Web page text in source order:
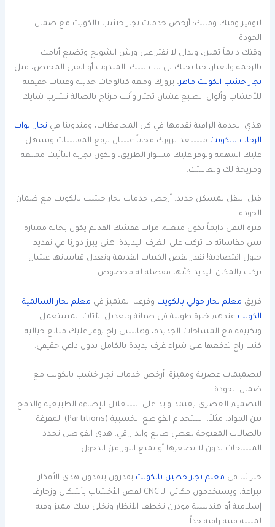
لتوفير وقتك ومالك: أرخص خدمات نجار خشب بالكويت مع ضمان
الجودة
وقتك دايماً ثمين، وبدال لا تفتر على ورش الشويخ وتضيع أيامك
بالزحمة والغبار، حنا نجيك لي باب بيتك. المندوب أو الفني المختص، مثل
نجار خشب الكويت ماهر، يزورك ومعه كتالوجات حديثة وعينات حقيقية
للأخشاب وألوان الصبغ عشان تختار وأنت مرتاح بالصالة تشرب شايك.
هذي الخدمة الراقية نقدمها في كل المحافظات، ومندوبنا في نجار ابواب
الرحاب بالكويت مستعد يزورك مجاناً عشان يرفع المقاسات ويسهل
عليك المهمة ويوفر عليك مشوار الطريق، وتكون تجربة التأثيث ممتعة
ومريحة لك ولعايلتك.
قبل النقل لمسكن جديد: أرخص خدمات نجار خشب بالكويت مع ضمان
الجودة
فترة النقل دايماً تكون متعبة. مرات عفشك القديم يكون بحالة ممتازة
بس مقاساته ما تركب على الغرف اليديدة. هني يبرز دورنا في تقديم
حلول اقتصادية! نقدر نقص الكبتات القديمة ونعدل قياساتها عشان
تركب بالمكان اليديد كأنها مفصلة له مخصوص.
فريق معلم نجار حولي بالكويت وفرعنا المتميز في معلم نجار السالمية
الكويت عندهم خبرة طويلة في صيانة وتعديل الأثاث المستعمل
وتكييفه مع المساحات الجديدة، وهالشي راح يوفر عليك مبالغ خيالية
كنت راح تدفعها على شراء غرف يديدة بالكامل بدون داعي حقيقي.
لتصميمات عصرية ومميزة: أرخص خدمات نجار خشب بالكويت مع
ضمان الجودة
التصميم العصري يعتمد وايد على استغلال الإضاءة الطبيعية والدمج
بين المواد. مثلاً، استخدام القواطع الخشبية (Partitions) المفرغة
بالصالات المفتوحة يعطي طابع وايد راقي. هذي الفواصل تحدد
المساحات بدون لا تصغرها أو تمنع النور من الدخول.
خبرائنا في معلم نجار حطين بالكويت يقدرون ينفذون هذي الأفكار
ببراعة، ويستخدمون مكائن الـ CNC لقص الأخشاب بأشكال وزخارف
إسلامية أو هندسية مودرن تخطف الأنظار وتخلي بيتك مميز وفيه
لمسة فنية راقية جداً.